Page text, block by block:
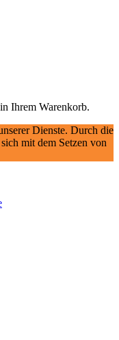
Ihrem Warenkorb.
Dienste. Durch die
mit dem Setzen von